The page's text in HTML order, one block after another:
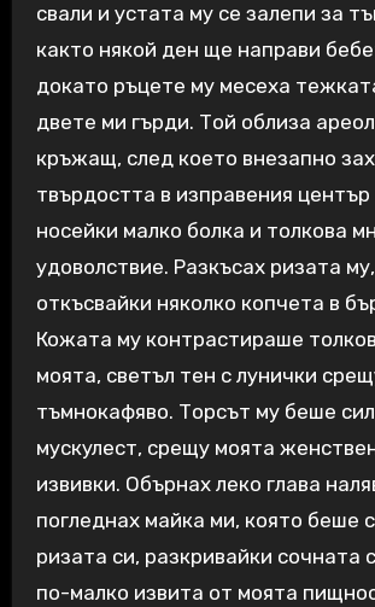
свали и устата му се залепи за
както някой ден ще направи
докато ръцете му месеха
двете ми гърди. Той облиза
кръжащ, след което внезапно
твърдостта в изправения
носейки малко болка и толкова
удоволствие. Разкъсах ризата
откъсвайки няколко копчета в
Кожата му контрастираше
моята, светъл тен с лунички
тъмнокафяво. Торсът му беше
мускулест, срещу моята
извивки. Обърнах леко глава
погледнах майка ми, която беше
ризата си, разкривайки сочната
по-малко извита от моята